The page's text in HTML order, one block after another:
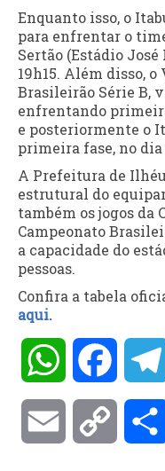
Enquanto isso, o
para enfrentar o
Sertão (Estádio José
19h15. Além disso,
Brasileirão Série B,
enfrentando
e posteriormente o
primeira fase, no dia
A Prefeitura de
estrutural do
também os jogos da
Campeonato
a capacidade do
pessoas.
Confira a tabela
aqui.
WhatsApp
Email Copy